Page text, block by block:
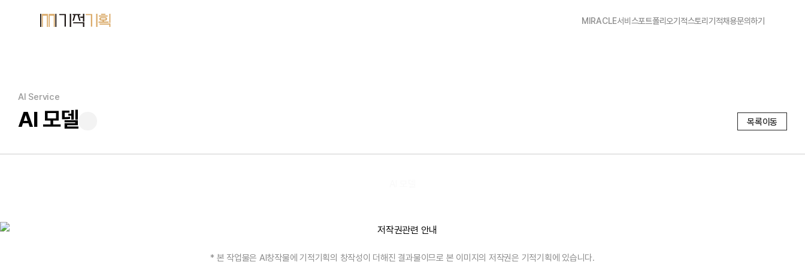
MIRACLE서비스포트폴리오기적스토리기적채용문의하기
AI Service
AI 모델 목록이동
* 본 작업물은 AI창작물에 기적기획의 창작성이 더해진 결과물이므로 본 이미지의 저작권은 기적기획에 있습니다.